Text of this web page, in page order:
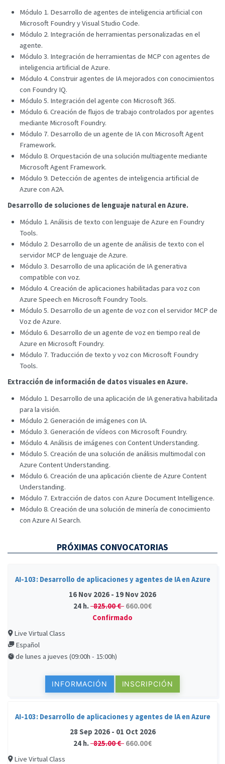
Módulo 1. Desarrollo de agentes de inteligencia artificial con
Microsoft Foundry y Visual Studio Code.
Módulo 2. Integración de herramientas personalizadas en el
agente.
Módulo 3. Integración de herramientas de MCP con agentes de
inteligencia artificial de Azure.
Módulo 4. Construir agentes de IA mejorados con conocimientos
con Foundry IQ.
Módulo 5. Integración del agente con Microsoft 365.
Módulo 6. Creación de flujos de trabajo controlados por agentes
mediante Microsoft Foundry.
Módulo 7. Desarrollo de un agente de IA con Microsoft Agent
Framework.
Módulo 8. Orquestación de una solución multiagente mediante
Microsoft Agent Framework.
Módulo 9. Detección de agentes de inteligencia artificial de
Azure con A2A.
Desarrollo de soluciones de lenguaje natural en Azure.
Módulo 1. Análisis de texto con lenguaje de Azure en Foundry
Tools.
Módulo 2. Desarrollo de un agente de análisis de texto con el
servidor MCP de lenguaje de Azure.
Módulo 3. Desarrollo de una aplicación de IA generativa
compatible con voz.
Módulo 4. Creación de aplicaciones habilitadas para voz con
Azure Speech en Microsoft Foundry Tools.
Módulo 5. Desarrollo de un agente de voz con el servidor MCP de
Voz de Azure.
Módulo 6. Desarrollo de un agente de voz en tiempo real de
Azure en Microsoft Foundry.
Módulo 7. Traducción de texto y voz con Microsoft Foundry
Tools.
Extracción de información de datos visuales en Azure.
Módulo 1. Desarrollo de una aplicación de IA generativa habilitada
para la visión.
Módulo 2. Generación de imágenes con IA.
Módulo 3. Generación de vídeos con Microsoft Foundry.
Módulo 4. Análisis de imágenes con Content Understanding.
Módulo 5. Creación de una solución de análisis multimodal con
Azure Content Understanding.
Módulo 6. Creación de una aplicación cliente de Azure Content
Understanding.
Módulo 7. Extracción de datos con Azure Document Intelligence.
Módulo 8. Creación de una solución de minería de conocimiento
con Azure AI Search.
PRÓXIMAS CONVOCATORIAS
AI-103: Desarrollo de aplicaciones y agentes de IA en Azure
16 Nov 2026 - 19 Nov 2026
24 h.825.00 € 660.00€
Confirmado
Live Virtual Class
Español
de lunes a jueves (09:00h - 15:00h)
INFORMACIÓN INSCRIPCIÓN
AI-103: Desarrollo de aplicaciones y agentes de IA en Azure
28 Sep 2026 - 01 Oct 2026
24 h.825.00 € 660.00€
Live Virtual Class